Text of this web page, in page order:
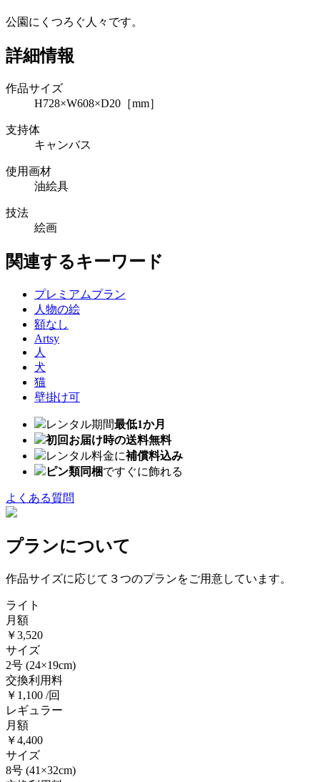
公園にくつろぐ人々です。
詳細情報
作品サイズ
H728×W608×D20［mm］
支持体
キャンバス
使用画材
油絵具
技法
絵画
関連するキーワード
プレミアムプラン
人物の絵
額なし
Artsy
人
犬
猫
壁掛け可
レンタル期間最低1か月
初回お届け時の送料無料
レンタル料金に補償料込み
ピン類同梱ですぐに飾れる
よくある質問
プランについて
作品サイズに応じて３つのプランをご用意しています。
ライト
月額
￥3,520
サイズ
2号 (24×19cm)
交換利用料
￥1,100 /回
レギュラー
月額
￥4,400
サイズ
8号 (41×32cm)